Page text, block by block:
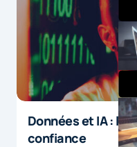
Données et IA : le
confiance